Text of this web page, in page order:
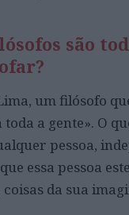
são
um filósofo
toda a gente». O
pessoa,
que essa pessoa
coisas da sua